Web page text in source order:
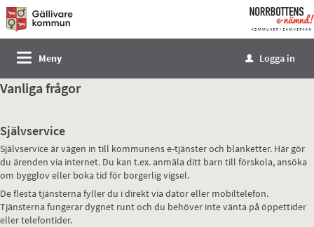
Välkommen
till
tjänster
-
enämnd
Meny u Logga in
Vanliga frågor
Självservice
Självservice är vägen in till kommunens e-tjänster och blanketter. Här gör
du ärenden via internet. Du kan t.ex. anmäla ditt barn till förskola, ansöka
om bygglov eller boka tid för borgerlig vigsel.
De flesta tjänsterna fyller du i direkt via dator eller mobiltelefon.
Tjänsterna fungerar dygnet runt och du behöver inte vänta på öppettider
eller telefontider.